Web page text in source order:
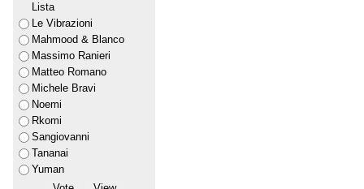
Lista
Le Vibrazioni
Mahmood & Blanco
Massimo Ranieri
Matteo Romano
Michele Bravi
Noemi
Rkomi
Sangiovanni
Tananai
Yuman